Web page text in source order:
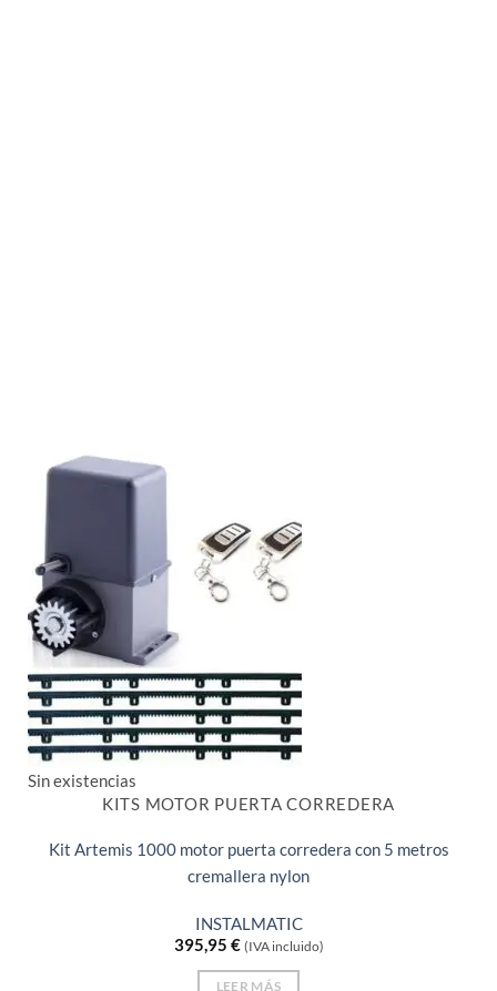
Sin existencias
KITS MOTOR PUERTA CORREDERA
Kit Artemis 1000 motor puerta corredera con 5 metros
cremallera nylon
INSTALMATIC
395,95 € (IVA incluido)
LEER MÁS